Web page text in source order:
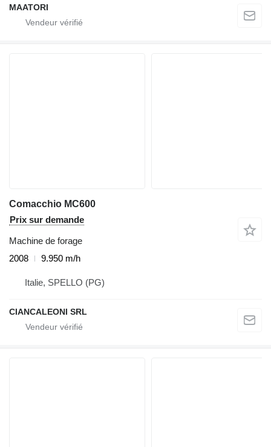
MAATORI
Comacchio MC600
Prix sur demande
Machine de forage
2008
9.950 m/h
Italie, SPELLO (PG)
CIANCALEONI SRL